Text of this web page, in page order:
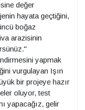
değer
hayata geçtiğini,
boğaz
arazisinin
yapmak
vurgulayan Işın
bir projeye hazır
oluyor, test
yapacağız, gelir